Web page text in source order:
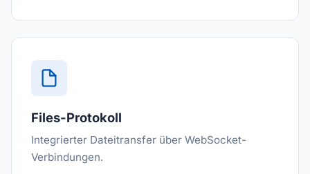
Files-Protokoll
Integrierter Dateitransfer über WebSocket-
Verbindungen.